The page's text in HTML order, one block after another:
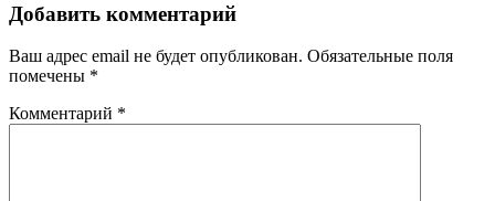
Добавить комментарий
Ваш адрес email не будет опубликован. Обязательные поля
помечены *
Комментарий *